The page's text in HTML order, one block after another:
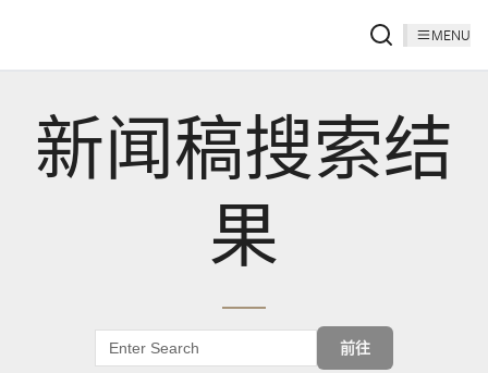
MENU
新闻稿搜索结
果
前往